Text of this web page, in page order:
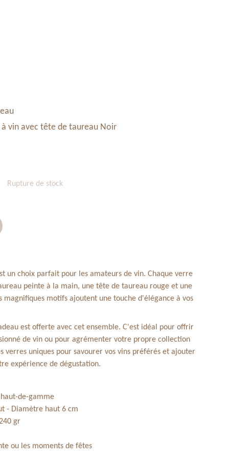
à vin avec tête de taureau Noir
Rupture de stock
un choix parfait pour les amateurs de vin. Chaque verre
peinte à la main, une tête de taureau rouge et une
magnifiques motifs ajoutent une touche d'élégance à vos
est offerte avec cet ensemble. C'est idéal pour offrir
de vin ou pour agrémenter votre propre collection
verres uniques pour savourer vos vins préférés et ajouter
expérience de dégustation.
de-gamme
- Diamètre haut 6 cm
gr
ou les moments de fêtes